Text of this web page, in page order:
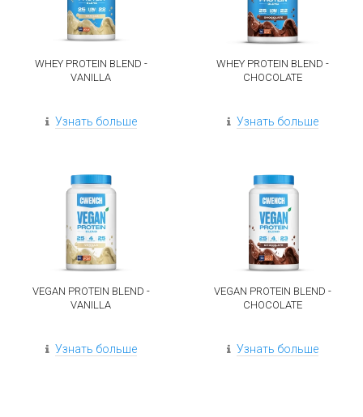
WHEY PROTEIN BLEND -
VANILLA
Узнать больше
WHEY PROTEIN BLEND -
CHOCOLATE
Узнать больше
VEGAN PROTEIN BLEND -
VANILLA
Узнать больше
VEGAN PROTEIN BLEND -
CHOCOLATE
Узнать больше